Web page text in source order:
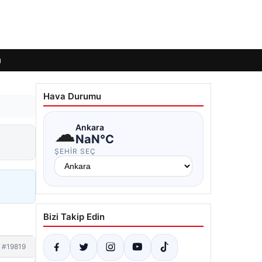
#19819
Hava Durumu
☁Ankara
NaN°C
ŞEHIR SEÇ
Bizi Takip Edin